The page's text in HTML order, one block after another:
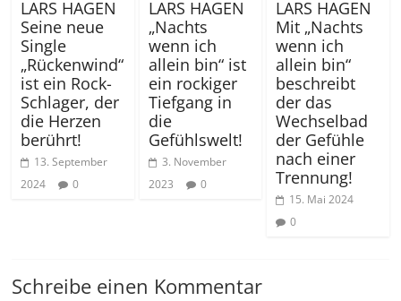
LARS HAGEN
Seine neue
Single
„Rückenwind“
ist ein Rock-
Schlager, der
die Herzen
berührt!
13. September
2024
0
LARS HAGEN
„Nachts
wenn ich
allein bin“ ist
ein rockiger
Tiefgang in
die
Gefühlswelt!
3. November
2023
0
LARS HAGEN
Mit „Nachts
wenn ich
allein bin“
beschreibt
der das
Wechselbad
der Gefühle
nach einer
Trennung!
15. Mai 2024
0
Schreibe einen Kommentar